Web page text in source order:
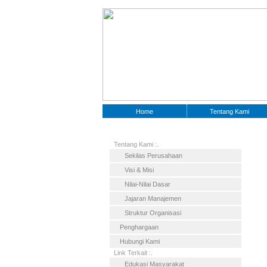
Home Tentang Kami
Tentang Kami :.
Sekilas Perusahaan
Visi & Misi
Nilai-Nilai Dasar
Jajaran Manajemen
Struktur Organisasi
Penghargaan
Hubungi Kami
Link Terkait :.
Edukasi Masyarakat